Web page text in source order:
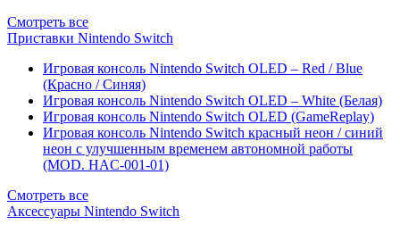
Смотреть все
Приставки Nintendo Switch
Игровая консоль Nintendo Switch OLED – Red / Blue
(Красно / Синяя)
Игровая консоль Nintendo Switch OLED – White (Белая)
Игровая консоль Nintendo Switch OLED (GameReplay)
Игровая консоль Nintendo Switch красный неон / синий
неон с улучшенным временем автономной работы
(MOD. HAC-001-01)
Смотреть все
Аксессуары Nintendo Switch